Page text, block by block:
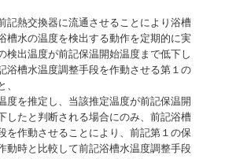
記熱交換器に流通させることにより浴槽
槽水の温度を検出する動作を定期的に実
検出温度が前記保温開始温度まで低下し
浴槽水温度調整手段を作動させる第１の
、
度を推定し、当該推定温度が前記保温開
したと判断される場合にのみ、前記浴槽
を作動させることにより、前記第１の保
動時と比較して前記浴槽水温度調整手段